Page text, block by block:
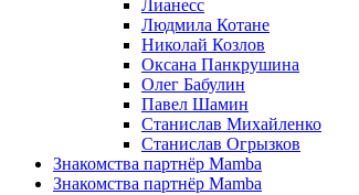
Лианесс
Людмила Котане
Николай Козлов
Оксана Панкрушина
Олег Бабулин
Павел Шамин
Станислав Михайленко
Станислав Огрызков
Знакомства партнёр Mamba
Знакомства партнёр Mamba